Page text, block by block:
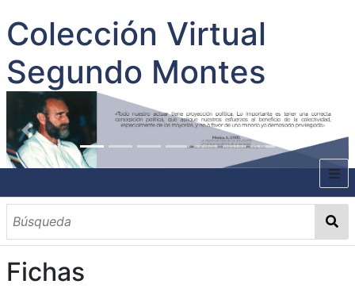
Colección Virtual
Segundo Montes
INICIO
SOBRE EL AUTOR
CONTENIDO
Fichas